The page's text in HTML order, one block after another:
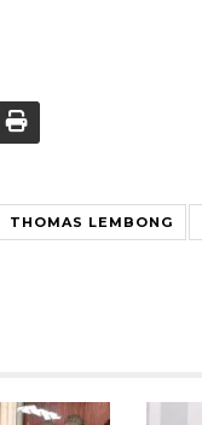
THOMAS LEMBONG